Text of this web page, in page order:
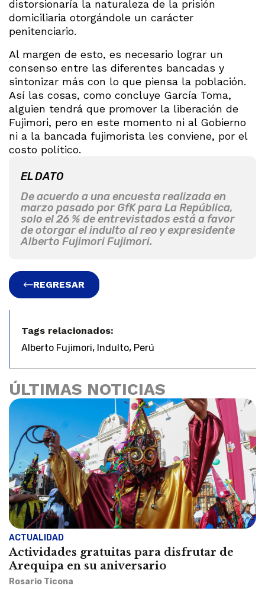
distorsionaría la naturaleza de la prisión
domiciliaria otorgándole un carácter
penitenciario.
Al margen de esto, es necesario lograr un
consenso entre las diferentes bancadas y
sintonizar más con lo que piensa la población.
Así las cosas, como concluye García Toma,
alguien tendrá que promover la liberación de
Fujimori, pero en este momento ni al Gobierno
ni a la bancada fujimorista les conviene, por el
costo político.
EL DATO
De acuerdo a una encuesta realizada en
marzo pasado por GfK para La República,
solo el 26 % de entrevistados está a favor
de otorgar el indulto al reo y expresidente
Alberto Fujimori Fujimori.
REGRESAR
Tags relacionados:
Alberto Fujimori, Indulto, Perú
ÚLTIMAS NOTICIAS
ACTUALIDAD
Actividades gratuitas para disfrutar de
Arequipa en su aniversario
Rosario Ticona